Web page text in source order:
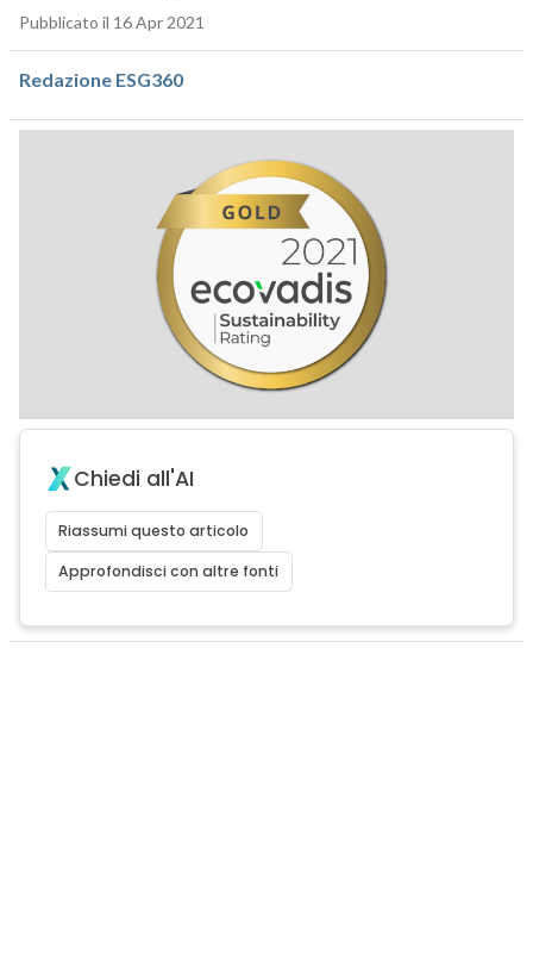
Pubblicato il 16 Apr 2021
Redazione ESG360
Chiedi all'AI
Riassumi questo articolo
Approfondisci con altre fonti